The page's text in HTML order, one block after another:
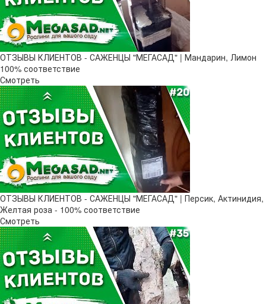
ОТЗЫВЫ КЛИЕНТОВ - САЖЕНЦЫ "МЕГАСАД" | Мандарин, Лимон
100% соответствие
Смотреть
ОТЗЫВЫ КЛИЕНТОВ - САЖЕНЦЫ "МЕГАСАД" | Персик, Актинидия,
Желтая роза - 100% соответствие
Смотреть